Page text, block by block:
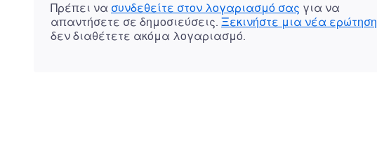
Πρέπει να συνδεθείτε στον λογαριασμό σας για να
απαντήσετε σε δημοσιεύσεις. Ξεκινήστε μια νέα ερώτηση
δεν διαθέτετε ακόμα λογαριασμό.